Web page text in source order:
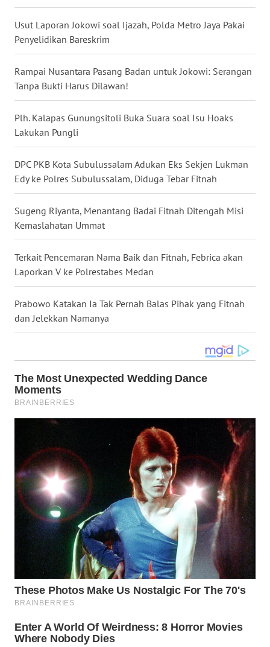
Usut Laporan Jokowi soal Ijazah, Polda Metro Jaya Pakai
Penyelidikan Bareskrim
Rampai Nusantara Pasang Badan untuk Jokowi: Serangan
Tanpa Bukti Harus Dilawan!
Plh. Kalapas Gunungsitoli Buka Suara soal Isu Hoaks
Lakukan Pungli
DPC PKB Kota Subulussalam Adukan Eks Sekjen Lukman
Edy ke Polres Subulussalam, Diduga Tebar Fitnah
Sugeng Riyanta, Menantang Badai Fitnah Ditengah Misi
Kemaslahatan Ummat
Terkait Pencemaran Nama Baik dan Fitnah, Febrica akan
Laporkan V ke Polrestabes Medan
Prabowo Katakan Ia Tak Pernah Balas Pihak yang Fitnah
dan Jelekkan Namanya
KALBAR
KALTENG
KALTARA
KALSEL
WN
KALTIM
WN
SULSEL
WN
GORONTALO
WN
WN
MALUKU
WN
WN
DAIRI
WN
DANAU
TOBA
NIAS
LANGKAT